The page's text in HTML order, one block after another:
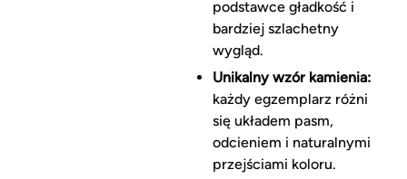
podstawce gładkość i
bardziej szlachetny
wygląd.
Unikalny wzór kamienia:
każdy egzemplarz różni
się układem pasm,
odcieniem i naturalnymi
przejściami koloru.